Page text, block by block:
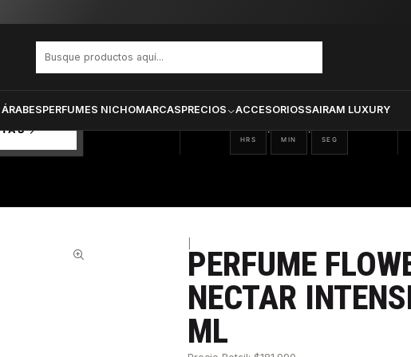
PERFUMES NICHOMARCASPRECIOS ACCESORIOSSAIRAM LUXURY
23
HRS
: 29
MIN
: 34
SEG
PERFUME
NECTAR
ML